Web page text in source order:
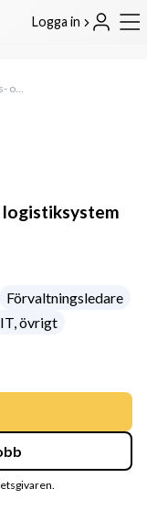
Logga in
Systemförvaltare Fabriks- och logistiksystem
Förvaltningsledare
övrigt